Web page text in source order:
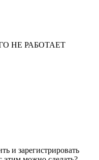
НЕ РАБОТАЕТ
и зарегистрировать